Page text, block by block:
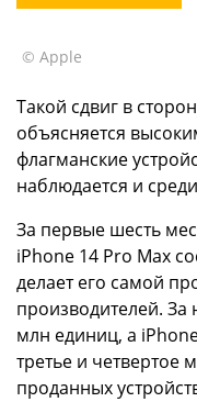
© Apple
Такой сдвиг в
объясняется
флагманские
наблюдается и
За первые шесть
iPhone 14 Pro Max
делает его самой
производителей. За
млн единиц, а
третье и четвертое
проданных